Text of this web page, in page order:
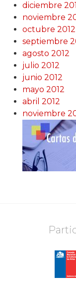
diciembre
noviembre
octubre 2012
septiembre
agosto 2012
julio 2012
junio 2012
mayo 2012
abril 2012
noviembre